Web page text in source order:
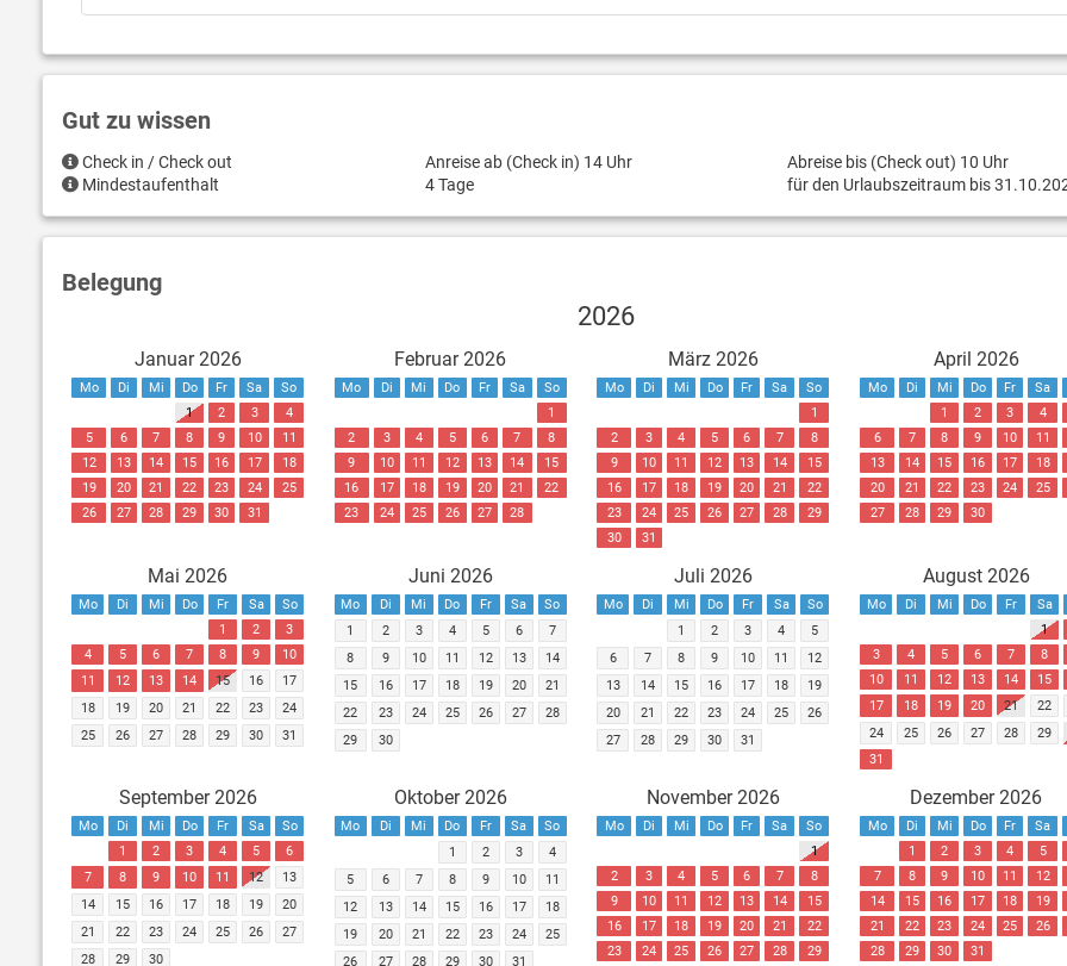
Gut zu wissen
Check in / Check out Anreise ab (Check in) 14 Uhr
Abreise bis (Check out) 10 Uhr
Mindestaufenthalt
4 Tage für den Urlaubszeitraum bis
Belegung
2026
Januar 2026
Mo Di Mi Do Fr Sa
So
1
2 3
4
5
6 7 8 9 10
11
12
13 14 15 16 17
18
19
20 21 22 23 24
25
26
27 28 29 30 31
Februar 2026
Mo Di Mi Do Fr Sa
So
1
2
3 4 5 6 7
8
9
10 11 12 13 14
15
16
17 18 19 20 21
22
23
24 25 26 27 28
März 2026
Mo Di Mi Do Fr Sa
So
1
2
3 4 5 6 7
8
9
10 11 12 13 14
15
16
17 18 19 20 21
22
23
24 25 26 27 28
29
30
31
April 2026
Mo Di Mi Do Fr Sa
1
2 3 4
6
7 8 9 10 11
13
14 15 16 17 18
20
21 22 23 24 25
27
28 29 30
Mai 2026
Mo Di Mi Do Fr Sa
So
1
2
3
4
5 6 7 8 9
10
11
12 13 14 15 16
17
18
19 20 21 22 23
24
25
26 27 28 29 30 31
Juni 2026
Mo Di Mi Do Fr Sa
So
1
2 3 4 5 6
7
8
9 10 11 12 13
14
15
16 17 18 19 20
21
22
23 24 25 26 27
28
29
30
Juli 2026
Mo Di Mi Do Fr Sa
So
1
2 3 4
5
6
7 8 9 10 11
12
13
14 15 16 17 18
19
20
21 22 23 24 25
26
27
28 29 30 31
August 2026
Mo Di Mi Do Fr Sa
1
3
4 5 6 7 8
10
11 12 13 14 15
17
18 19 20 21 22
24
25 26 27 28 29
31
September 2026
Mo Di Mi Do Fr Sa
So
1
2 3 4 5
6
7
8 9 10 11 12
13
14
15 16 17 18 19
20
21
22 23 24 25 26
27
28
29 30
Oktober 2026
Mo Di Mi Do Fr Sa
So
1
2 3
4
5
6 7 8 9 10
11
12
13 14 15 16 17
18
19
20 21 22 23 24
25
26
27 28 29 30 31
November 2026
Mo Di Mi Do Fr Sa
So
1
2
3 4 5 6 7
8
9
10 11 12 13 14
15
16
17 18 19 20 21
22
23
24 25 26 27 28 29
Dezember 2026
Mo Di Mi Do Fr Sa
1
2 3 4 5
7
8 9 10 11 12
14
15 16 17 18 19
21
22 23 24 25 26
28
29 30 31